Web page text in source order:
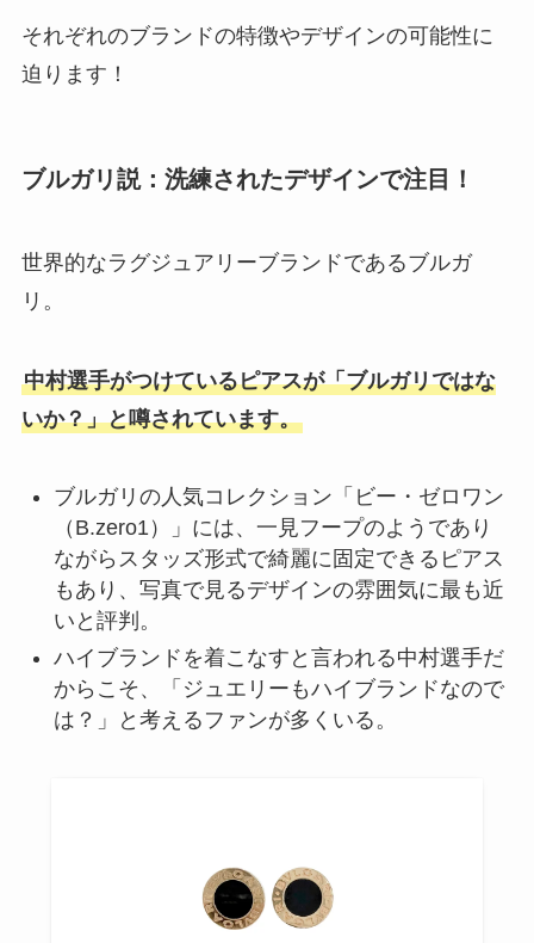
それぞれのブランドの特徴やデザインの可能性に
迫ります！
ブルガリ説：洗練されたデザインで注目！
世界的なラグジュアリーブランドであるブルガ
リ。
中村選手がつけているピアスが「ブルガリではな
いか？」と噂されています。
ブルガリの人気コレクション「ビー・ゼロワン
（B.zero1）」には、一見フープのようであり
ながらスタッズ形式で綺麗に固定できるピアス
もあり、写真で見るデザインの雰囲気に最も近
いと評判。
ハイブランドを着こなすと言われる中村選手だ
からこそ、「ジュエリーもハイブランドなので
は？」と考えるファンが多くいる。